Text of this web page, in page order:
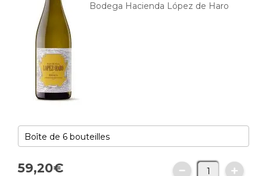
Bodega Hacienda López de Haro
59,20€